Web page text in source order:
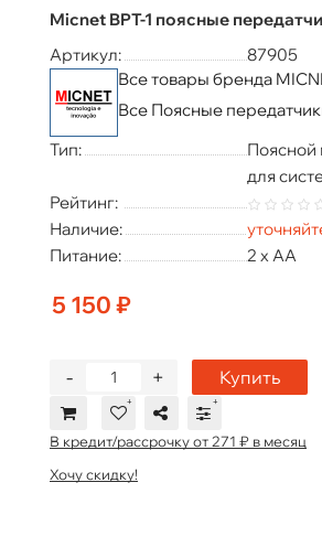
Micnet BPT-1 поясные
Артикул:
87905
Все товары бренда
Все Поясные
Тип:
Поясной
для
Рейтинг:
Наличие:
Питание:
2 x AA
5 150 ₽
+
- Купить
В кредит/рассрочку от 271 ₽ в месяц
Хочу скидку!